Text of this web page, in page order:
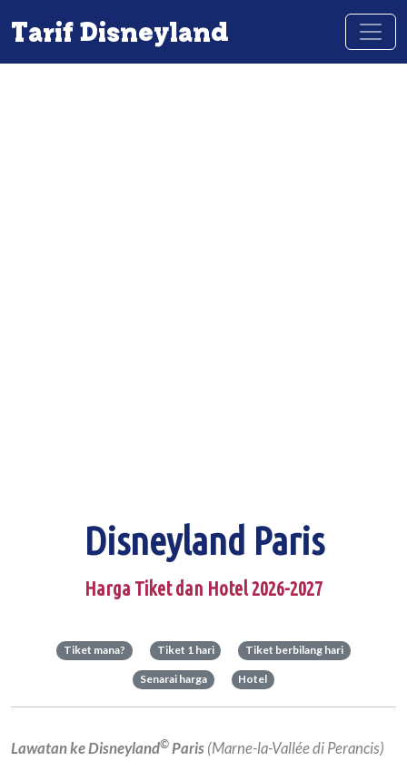
Tarif Disneyland
Disneyland Paris
Harga Tiket dan Hotel 2026-2027
Tiket mana? Tiket 1 hari Tiket berbilang hari
Senarai harga Hotel
Lawatan ke Disneyland© Paris(Marne-la-Vallée di Perancis)